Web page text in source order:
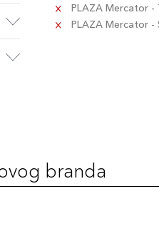
PLAZA Mercator -
PLAZA Mercator -
branda